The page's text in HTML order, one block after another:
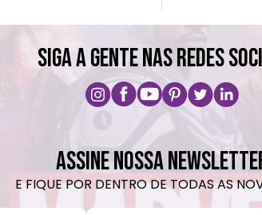
SIGA A GENTE NAS REDES
ASSINE NOSSA
E FIQUE POR DENTRO DE TODAS AS